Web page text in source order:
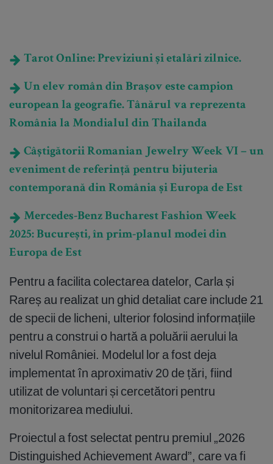
Tarot Online: Previziuni și etalări zilnice.
Un elev român din Brașov este campion
european la geografie. Tânărul va reprezenta
România la Mondialul din Thailanda
Câștigătorii Romanian Jewelry Week VI – un
eveniment de referință pentru bijuteria
contemporană din România și Europa de Est
Mercedes-Benz Bucharest Fashion Week
2025: București, în prim-planul modei din
Europa de Est
Pentru a facilita colectarea datelor, Carla și
Rareș au realizat un ghid detaliat care include 21
de specii de licheni, ulterior folosind informațiile
pentru a construi o hartă a poluării aerului la
nivelul României. Modelul lor a fost deja
implementat în aproximativ 20 de țări, fiind
utilizat de voluntari și cercetători pentru
monitorizarea mediului.
Proiectul a fost selectat pentru premiul „2026
Distinguished Achievement Award”, care va fi